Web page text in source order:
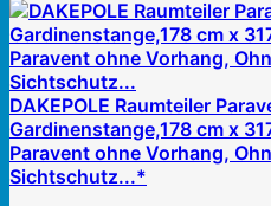
DAKEPOLE Raumteiler
Gardinenstange,178 cm x
Paravent ohne Vorhang,
Sichtschutz...*